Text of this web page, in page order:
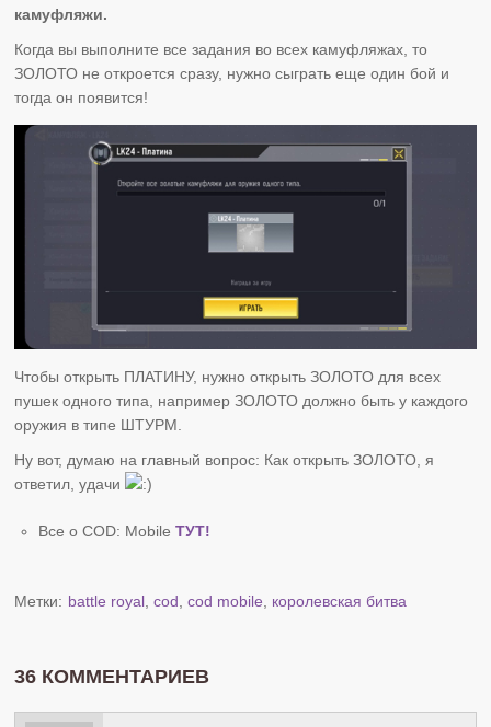
камуфляжи.
Когда вы выполните все задания во всех камуфляжах, то
ЗОЛОТО не откроется сразу, нужно сыграть еще один бой и
тогда он появится!
Чтобы открыть ПЛАТИНУ, нужно открыть ЗОЛОТО для всех
пушек одного типа, например ЗОЛОТО должно быть у каждого
оружия в типе ШТУРМ.
Ну вот, думаю на главный вопрос: Как открыть ЗОЛОТО, я
ответил, удачи
Все о COD: MobileТУТ!
Метки: battle royal ,cod ,cod mobile королевская битва
36 КОММЕНТАРИЕВ